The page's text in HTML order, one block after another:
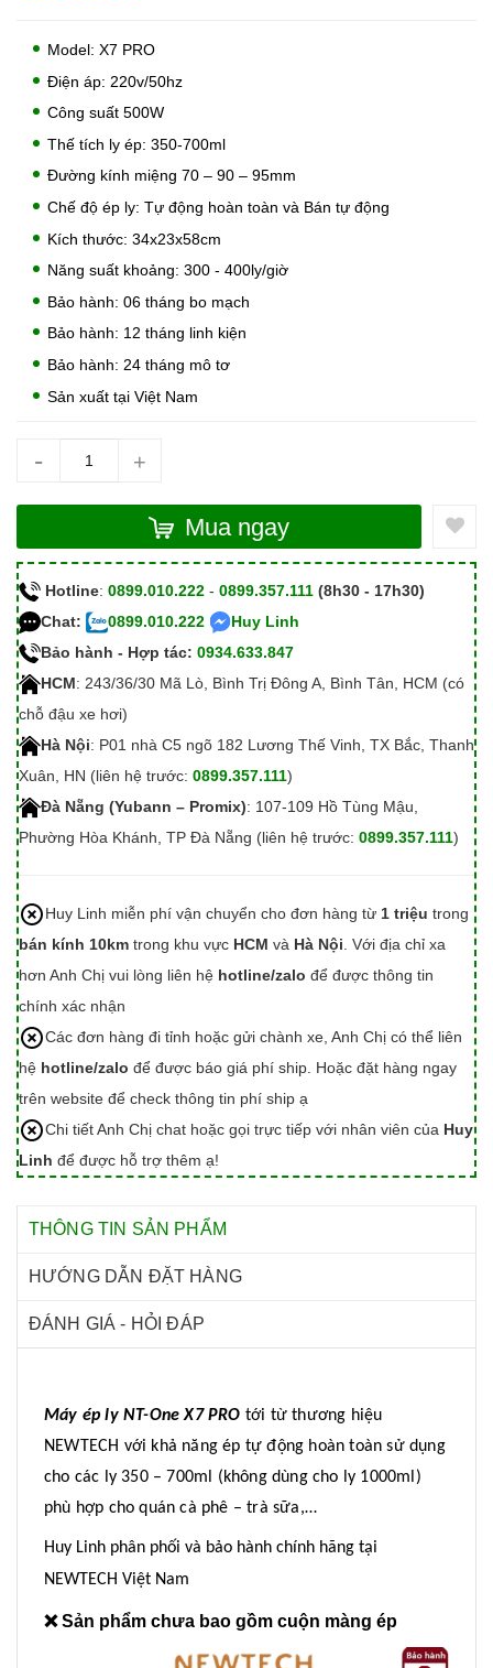
Model: X7 PRO
Điện áp: 220v/50hz
Công suất 500W
Thế tích ly ép: 350-700ml
Đường kính miệng 70 – 90 – 95mm
Chế độ ép ly: Tự động hoàn toàn và Bán tự động
Kích thước: 34x23x58cm
Năng suất khoảng: 300 - 400ly/giờ
Bảo hành: 06 tháng bo mạch
Bảo hành: 12 tháng linh kiện
Bảo hành: 24 tháng mô tơ
Sản xuất tại Việt Nam
- +
Mua ngay
Hotline: 0899.010.222 - 0899.357.111 (8h30 - 17h30)
Chat:
0899.010.222
Huy Linh
Bảo hành - Hợp tác: 0934.633.847
HCM: 243/36/30 Mã Lò, Bình Trị Đông A, Bình Tân, HCM (có
chỗ đậu xe hơi)
Hà Nội: P01 nhà C5 ngõ 182 Lương Thế Vinh, TX Bắc, Thanh
Xuân, HN (liên hệ trước: 0899.357.111)
Đà Nẵng (Yubann – Promix): 107-109 Hồ Tùng Mậu,
Phường Hòa Khánh, TP Đà Nẵng (liên hệ trước: 0899.357.111)
Huy Linh miễn phí vận chuyển cho đơn hàng từ 1 triệu trong
bán kính 10km trong khu vực HCM và Hà Nội . Với địa chỉ xa
hơn Anh Chị vui lòng liên hệ hotline/zalo để được thông tin
chính xác nhận
Các đơn hàng đi tỉnh hoặc gửi chành xe, Anh Chị có thể liên
hệ hotline/zalo để được báo giá phí ship. Hoặc đặt hàng ngay
trên website để check thông tin phí ship ạ
Chi tiết Anh Chị chat hoặc gọi trực tiếp với nhân viên của Huy
Linh để được hỗ trợ thêm ạ!
THÔNG TIN SẢN PHẨM
HƯỚNG DẪN ĐẶT HÀNG
ĐÁNH GIÁ - HỎI ĐÁP
Máy ép ly NT-One X7 PRO tới từ thương hiệu
NEWTECH với khả năng ép tự động hoàn toàn sử dụng
cho các ly 350 – 700ml (không dùng cho ly 1000ml)
phù hợp cho quán cà phê – trà sữa,…
Huy Linh phân phối và bảo hành chính hãng tại
NEWTECH Việt Nam
❌ Sản phẩm chưa bao gồm cuộn màng ép